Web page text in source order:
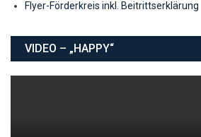
Flyer-Förderkreis inkl. Beitrittserklärung
VIDEO – „HAPPY“